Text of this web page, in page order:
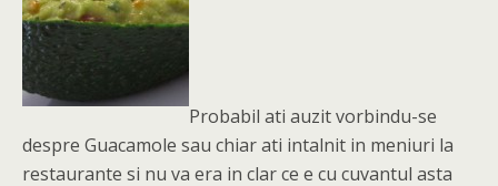
Probabil ati auzit vorbindu-se
despre Guacamole sau chiar ati intalnit in meniuri la
restaurante si nu va era in clar ce e cu cuvantul asta